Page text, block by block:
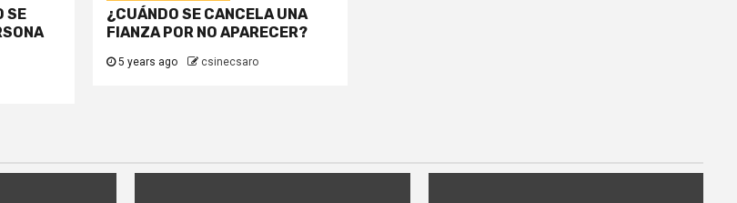
SE
¿CUÁNDO SE CANCELA UNA
FIANZA POR NO APARECER?
5 years ago csinecsaro